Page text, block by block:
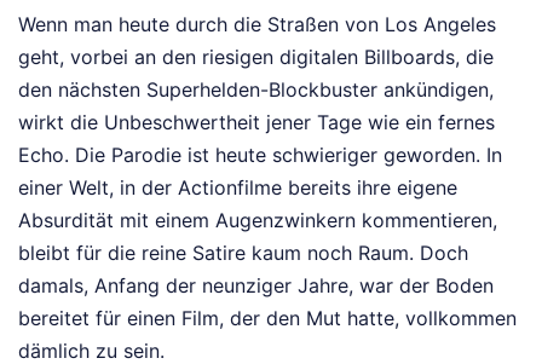
Wenn man heute durch die Straßen von Los Angeles
geht, vorbei an den riesigen digitalen Billboards, die
den nächsten Superhelden-Blockbuster ankündigen,
wirkt die Unbeschwertheit jener Tage wie ein fernes
Echo. Die Parodie ist heute schwieriger geworden. In
einer Welt, in der Actionfilme bereits ihre eigene
Absurdität mit einem Augenzwinkern kommentieren,
bleibt für die reine Satire kaum noch Raum. Doch
damals, Anfang der neunziger Jahre, war der Boden
bereitet für einen Film, der den Mut hatte, vollkommen
dämlich zu sein.